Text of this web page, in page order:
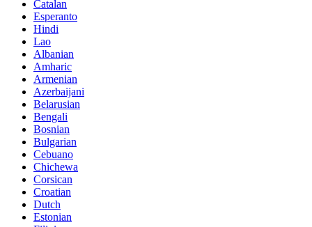
Catalan
Esperanto
Hindi
Lao
Albanian
Amharic
Armenian
Azerbaijani
Belarusian
Bengali
Bosnian
Bulgarian
Cebuano
Chichewa
Corsican
Croatian
Dutch
Estonian